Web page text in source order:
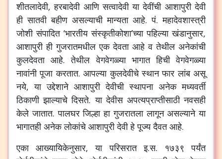
शीतलादेवी, हरबादेवी आणि सत्वादेवी या देवींची आशापुरी देवी
ही सातवी बहीण असल्याची मान्यता आहे. पं. महादेवशास्त्री
जोशी संपादित ‘भारतीय संस्कृतीकोशा’च्या पहिल्या खंडानुसार,
आशापुरी ही गुजरातमधील एक देवता आहे व तेथील अनेकांची
कुलदेवता आहे. तेथील वेगवेगळ्या भागात हिची वेगवेगळ्या
नावांनी पूजा करतात. आपल्या कुलदेवीचे स्थान फार लांब असू
नये, या उद्देशाने आशापुरी देवीची स्थापना अनेक मध्यवर्ती
ठिकाणी झाल्याचे दिसते. या देवीस अपत्यप्राप्तीसाठी नवसही
केले जातात. पालघर जिल्हा हा गुजरातला लागून असल्याने या
भागातही अनेक लोकांचे आशापुरी देवी हे पूज्य दैवत आहे.
एका आख्यायिकेनुसार, या परिसरात इ.स. १७३९ पर्यंत